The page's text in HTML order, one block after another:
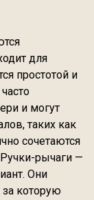
для
простотой и
и могут
таких как
сочетаются
рычаги —
Они
которую